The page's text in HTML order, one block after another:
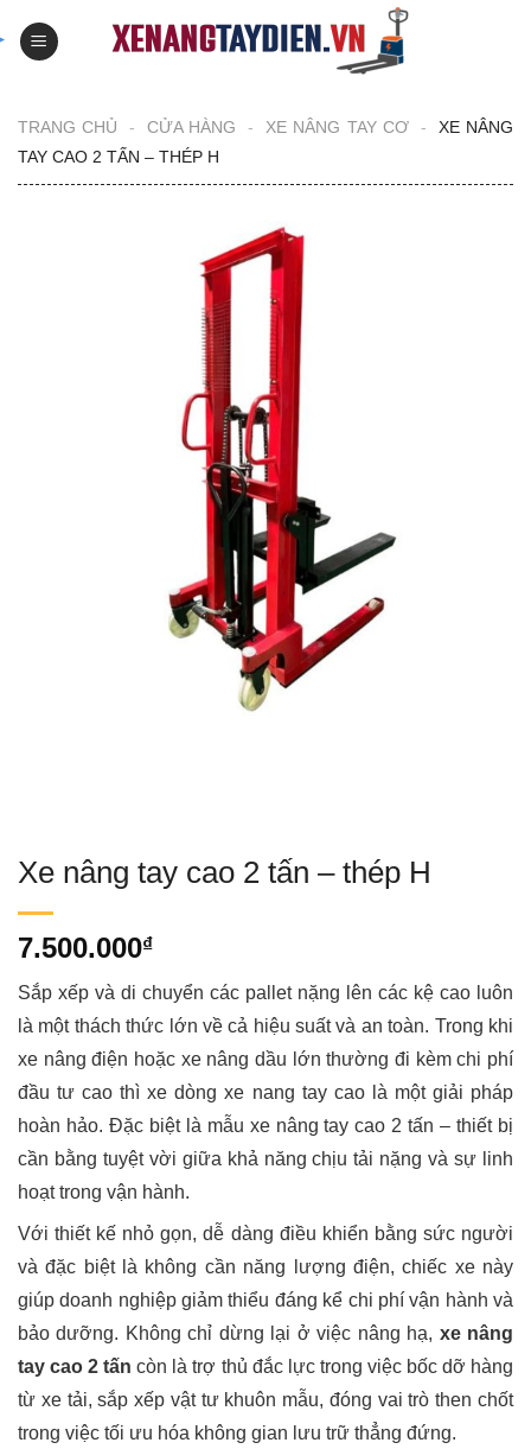
to
TRANG CHỦ - CỬA HÀNG - XE NÂNG TAY CƠ -
XE NÂNG
TAY CAO 2 TẤN – THÉP H
Xe nâng tay cao 2 tấn – thép H
7.500.000₫
Sắp xếp và di chuyển các pallet nặng lên các kệ cao luôn
là một thách thức lớn về cả hiệu suất và an toàn. Trong khi
xe nâng điện hoặc xe nâng dầu lớn thường đi kèm chi phí
đầu tư cao thì xe dòng xe nang tay cao là một giải pháp
hoàn hảo. Đặc biệt là mẫu xe nâng tay cao 2 tấn – thiết bị
cần bằng tuyệt vời giữa khả năng chịu tải nặng và sự linh
hoạt trong vận hành.
Với thiết kế nhỏ gọn, dễ dàng điều khiển bằng sức người
và đặc biệt là không cần năng lượng điện, chiếc xe này
giúp doanh nghiệp giảm thiểu đáng kể chi phí vận hành và
bảo dưỡng. Không chỉ dừng lại ở việc nâng hạ, xe nâng
tay cao 2 tấn còn là trợ thủ đắc lực trong việc bốc dỡ hàng
từ xe tải, sắp xếp vật tư khuôn mẫu, đóng vai trò then chốt
trong việc tối ưu hóa không gian lưu trữ thẳng đứng.